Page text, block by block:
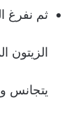
ثم نفرغ
الزيتون
يتجانس